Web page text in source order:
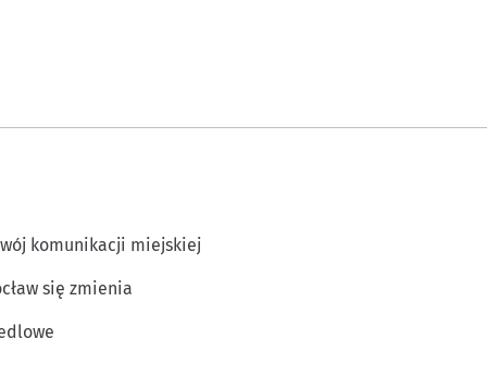
komunikacji miejskiej
się zmienia